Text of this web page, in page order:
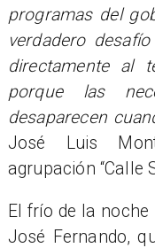
programas del
verdadero
directamente al
porque las
desaparecen
José Luis
agrupación “Calle
El frío de la
José Fernando,